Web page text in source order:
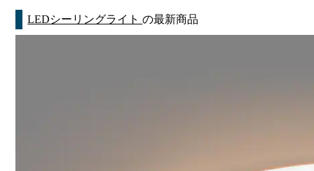
LEDシーリングライトの最新商品